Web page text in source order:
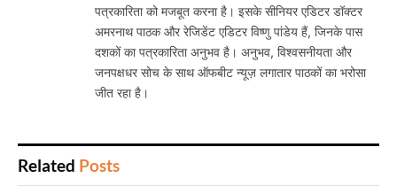
पत्रकारिता को मजबूत करना है। इसके सीनियर एडिटर डॉक्टर
अमरनाथ पाठक और रेजिडेंट एडिटर विष्णु पांडेय हैं, जिनके पास
दशकों का पत्रकारिता अनुभव है। अनुभव, विश्वसनीयता और
जनपक्षधर सोच के साथ ऑफबीट न्यूज़ लगातार पाठकों का भरोसा
जीत रहा है।
Related Posts